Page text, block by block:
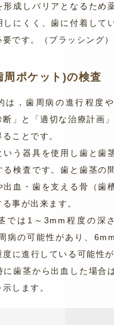
形成しバリアとなるため
しにくく、歯に付着して
です。（ブラッシング）
周ポケット)の検査
は，歯周病の進行程度
断」と「適切な治療計画
ことです。
いう器具を使用し歯と歯
る検査です。歯と歯茎の
出血・歯を支える骨（歯
事が出来ます。
では1～3mm程度の深
病の可能性があり、
度に進行している可能性
に歯茎から出血した場合
します。